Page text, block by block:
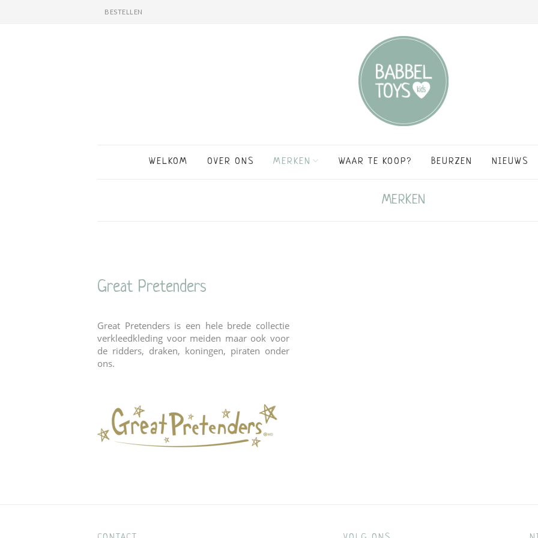
BESTELLEN
WELKOM OVER ONS MERKEN WAAR TE KOOP? BEURZEN NIEUWS
MERKEN
Great Pretenders
Great Pretenders is een hele brede collectie
verkleedkleding voor meiden maar ook voor
de ridders, draken, koningen, piraten onder
ons.